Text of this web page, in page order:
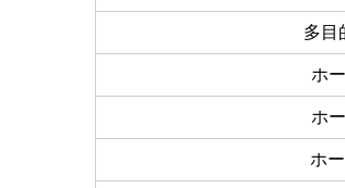
多目
ホ
ホ
ホ